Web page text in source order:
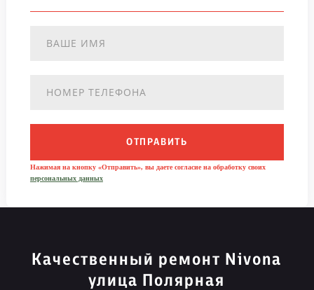
ОТПРАВИТЬ
Нажимая на кнопку «Отправить», вы даете согласие на обработку своих
персональных данных
Качественный ремонт Nivona
улица Полярная